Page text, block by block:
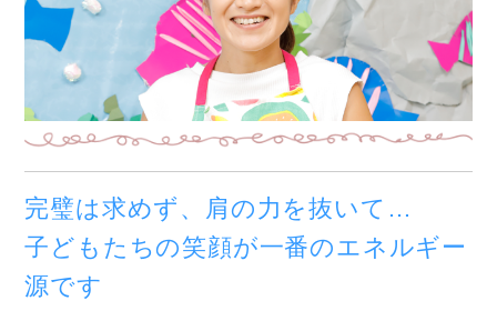
完璧は求めず、肩の力を抜いて…
子どもたちの笑顔が一番のエネルギー
源です